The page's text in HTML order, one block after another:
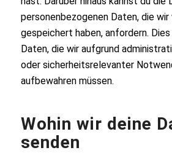
personenbezogenen Daten, die wir
gespeichert haben, anfordern.
Daten, die wir aufgrund
oder sicherheitsrelevanter
aufbewahren müssen.
Wohin wir deine
senden